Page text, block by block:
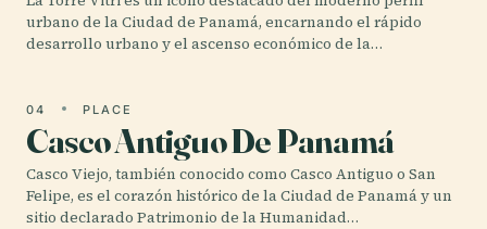
urbano de la Ciudad de Panamá, encarnando el rápido
desarrollo urbano y el ascenso económico de la…
04 PLACE
Casco Antiguo De Panamá
Casco Viejo, también conocido como Casco Antiguo o San
Felipe, es el corazón histórico de la Ciudad de Panamá y un
sitio declarado Patrimonio de la Humanidad…